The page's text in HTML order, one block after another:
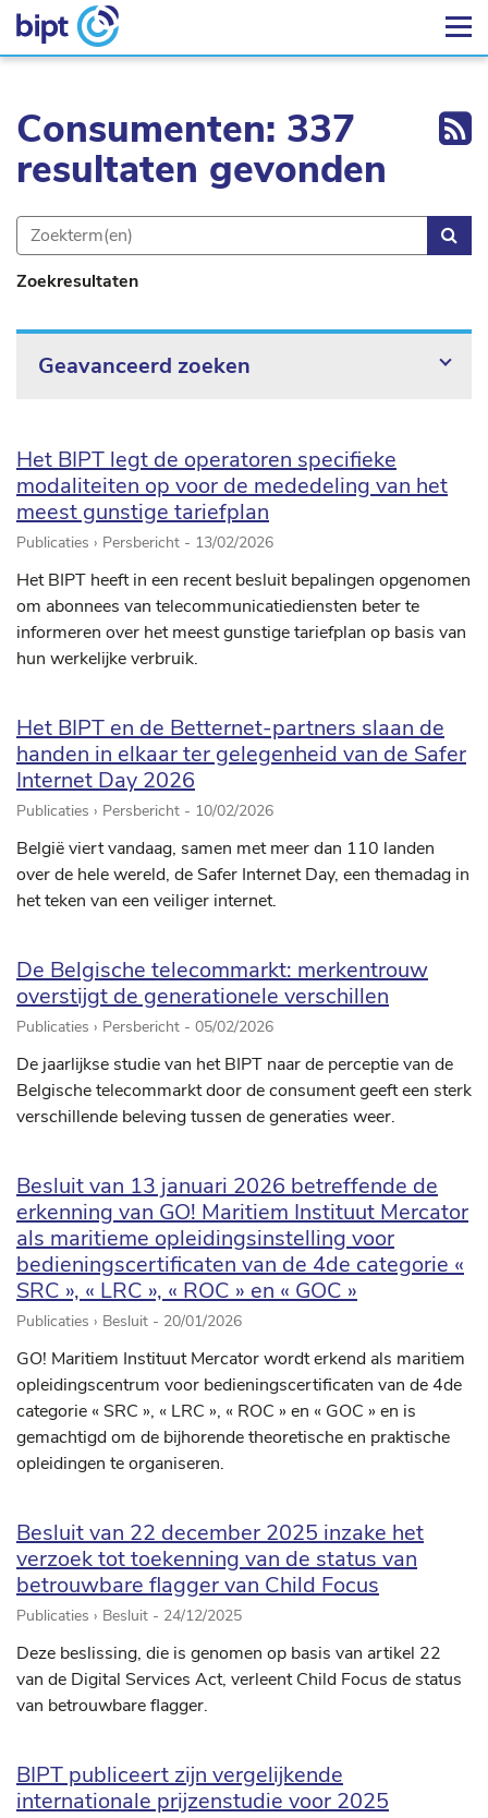
Consumenten: 337
resultaten gevonden
Zoekresultaten
Geavanceerd zoeken
Het BIPT legt de operatoren specifieke
modaliteiten op voor de mededeling van het
meest gunstige tariefplan
Publicaties › Persbericht - 13/02/2026
Het BIPT heeft in een recent besluit bepalingen opgenomen
om abonnees van telecommunicatiediensten beter te
informeren over het meest gunstige tariefplan op basis van
hun werkelijke verbruik.
Het BIPT en de Betternet-partners slaan de
handen in elkaar ter gelegenheid van de Safer
Internet Day 2026
Publicaties › Persbericht - 10/02/2026
België viert vandaag, samen met meer dan 110 landen
over de hele wereld, de Safer Internet Day, een themadag in
het teken van een veiliger internet.
De Belgische telecommarkt: merkentrouw
overstijgt de generationele verschillen
Publicaties › Persbericht - 05/02/2026
De jaarlijkse studie van het BIPT naar de perceptie van de
Belgische telecommarkt door de consument geeft een sterk
verschillende beleving tussen de generaties weer.
Besluit van 13 januari 2026 betreffende de
erkenning van GO! Maritiem Instituut Mercator
als maritieme opleidingsinstelling voor
bedieningscertificaten van de 4de categorie «
SRC », « LRC », « ROC » en « GOC »
Publicaties › Besluit - 20/01/2026
GO! Maritiem Instituut Mercator wordt erkend als maritiem
opleidingscentrum voor bedieningscertificaten van de 4de
categorie « SRC », « LRC », « ROC » en « GOC » en is
gemachtigd om de bijhorende theoretische en praktische
opleidingen te organiseren.
Besluit van 22 december 2025 inzake het
verzoek tot toekenning van de status van
betrouwbare flagger van Child Focus
Publicaties › Besluit - 24/12/2025
Deze beslissing, die is genomen op basis van artikel 22
van de Digital Services Act, verleent Child Focus de status
van betrouwbare flagger.
BIPT publiceert zijn vergelijkende
internationale prijzenstudie voor 2025